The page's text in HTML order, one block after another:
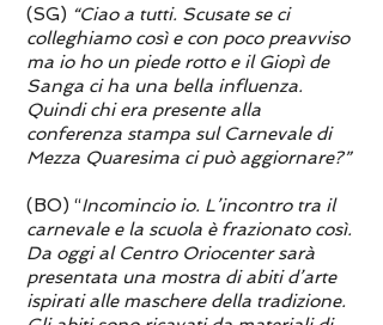
(SG) “Ciao a tutti. Scusate se ci
colleghiamo così e con poco preavviso
ma io ho un piede rotto e il Giopì de
Sanga ci ha una bella influenza.
Quindi chi era presente alla
conferenza stampa sul Carnevale di
Mezza Quaresima ci può aggiornare?”
(BO) “Incomincio io. L’incontro tra il
carnevale e la scuola è frazionato così.
Da oggi al Centro Oriocenter sarà
presentata una mostra di abiti d’arte
ispirati alle maschere della tradizione.